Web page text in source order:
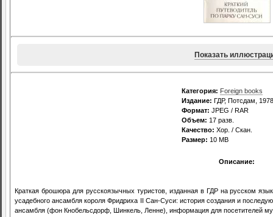
Показать
Категория: Foreign books
Издание: ГДР, Потсдам,
Формат: JPEG / RAR
Объем: 17 разв.
Качество: Хор. / Скан.
Размер: 10 MB
Описание:
Краткая брошюра для русскоязычных туристов, изданная в ГДР на русском
усадебного ансамбля короля Фридриха II Сан-Суси: история создания и
ансамбля (фон Кнобельсдорф, Шинкель, Ленне), информация для посетителей